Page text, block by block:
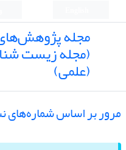
مجله
(مجله زیست
(علمی)
مرور بر اساس شماره‌های